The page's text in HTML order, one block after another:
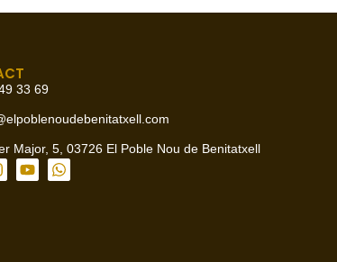
33 69
Major, 5, 03726 El Poble Nou de Benitatxell